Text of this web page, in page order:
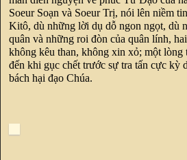
Soeur Soạn và Soeur Trị, nói lên niềm
Kitô, dù những lời dụ dỗ ngon ngọt, dù
quân và những roi đòn của quân lính,
không kêu than, không xin xỏ; một lòng
đến khi gục chết trước sự tra tấn cực kỳ
bách hại đạo Chúa.